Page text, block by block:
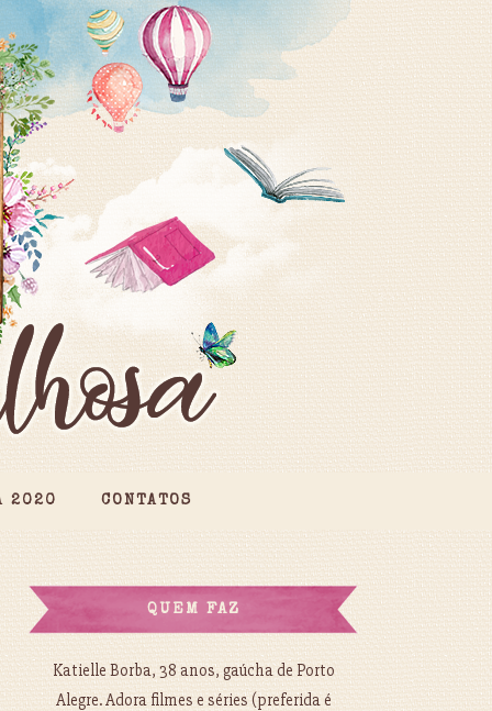
2020 CONTATOS
QUEM FAZ
Katielle Borba, 38 anos, gaúcha de Porto
Alegre. Adora filmes e séries (preferida é